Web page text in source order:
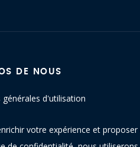
votre expérience et
DE NOUS
générales d'utilisation